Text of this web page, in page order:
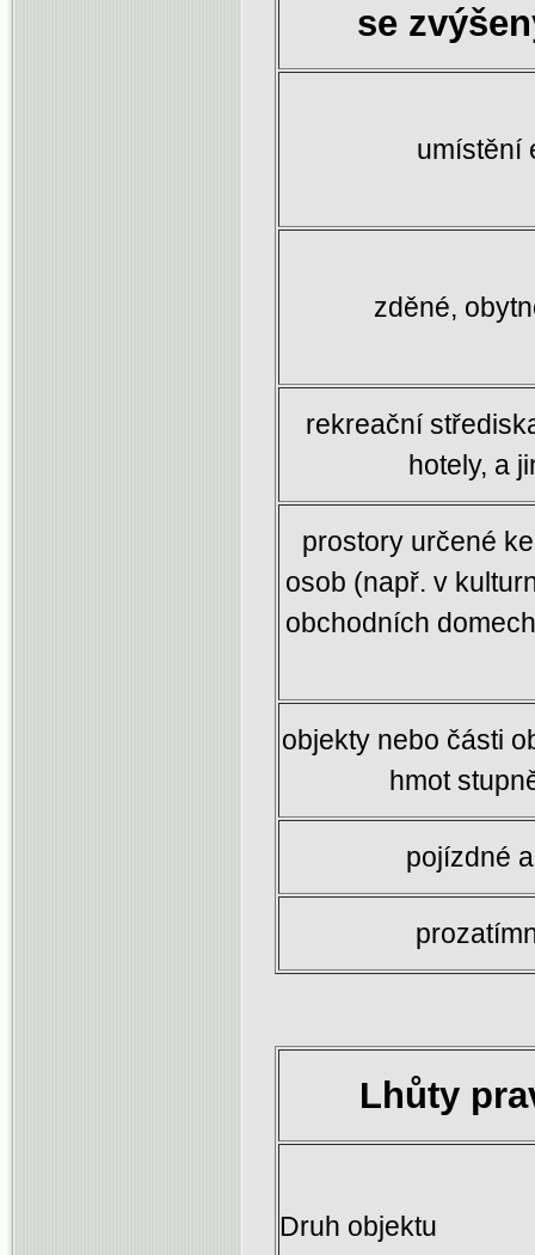
se
umístění
zděné,
rekreační
hotely, a
prostory určené
osob (např. v
obchodních
objekty nebo části
hmot
pojízdné
Lhůty
Druh objektu